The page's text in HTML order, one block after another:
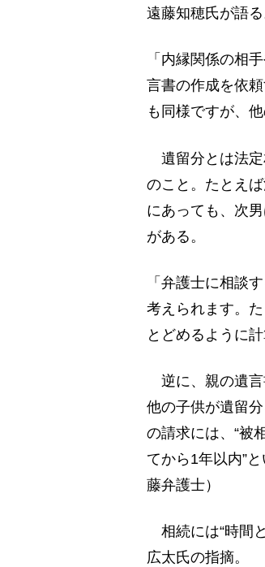
遠藤知穂氏が語る
「内縁関係の相
言書の作成を依
も同様ですが、
遺留分とは法定
のこと。たとえ
にあっても、次
がある。
「弁護士に相談
考えられます。
とどめるように
逆に、親の遺言
他の子供が遺留
の請求には、“被
てから1年以内”
藤弁護士）
相続には“時間
広太氏の指摘。